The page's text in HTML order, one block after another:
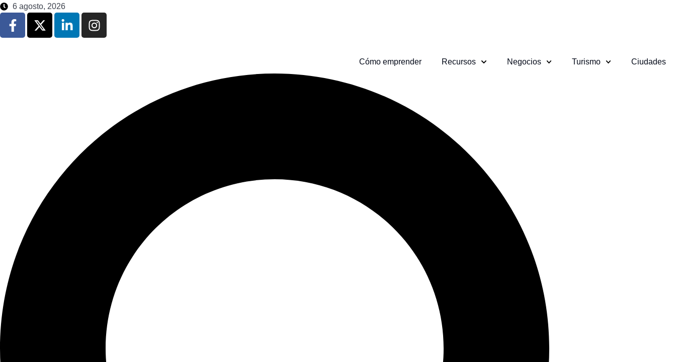
6 agosto, 2026
Cómo emprender Recursos Negocios Turismo Ciudades